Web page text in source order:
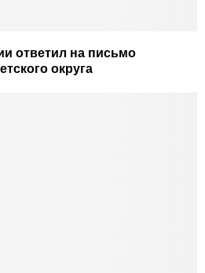
ответил на письмо
округа